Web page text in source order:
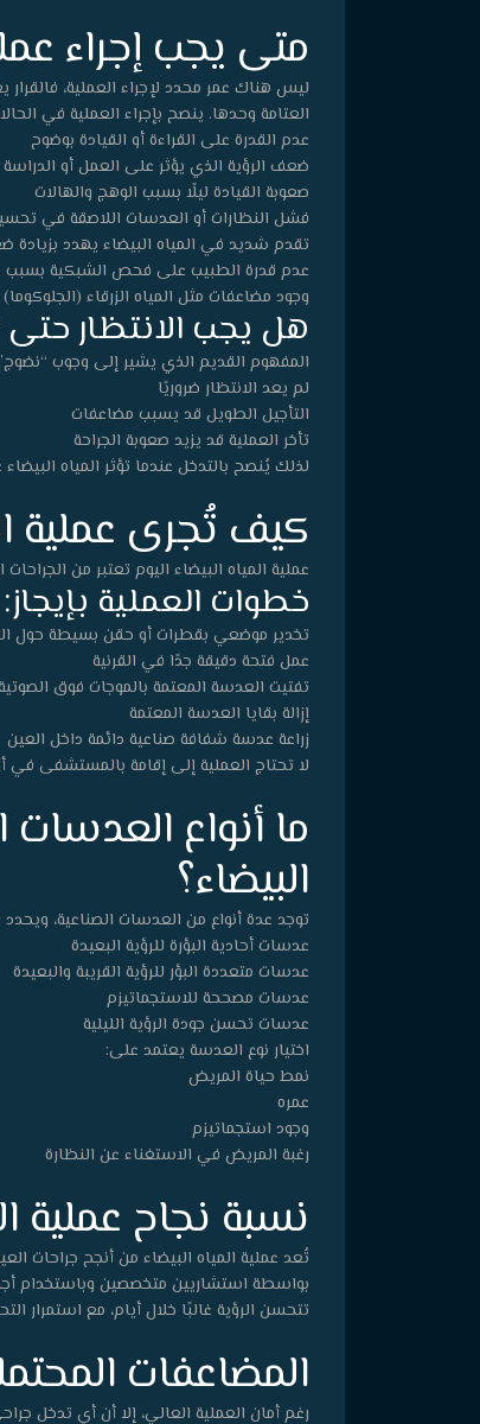
متى يجب إجراء
ليس هناك عمر محدد لإجراء العملية،
العتامة وحدها. ينصح بإجراء العملية في
عدم القدرة على القراءة أو القيادة بوضوح
ضعف الرؤية الذي يؤثر على العمل أو الدراسة
صعوبة القيادة ليلًا بسبب الوهج والهالات
فشل النظارات أو العدسات اللاصقة في
تقدم شديد في المياه البيضاء يهدد
عدم قدرة الطبيب على فحص الشبكية بسبب
وجود مضاعفات مثل المياه الزرقاء (الجلوكوما)
هل يجب الانتظار حتى
المفهوم القديم الذي يشير إلى وجوب “نضوج”
لم يعد الانتظار ضروريًا
التأجيل الطويل قد يسبب مضاعفات
تأخر العملية قد يزيد صعوبة الجراحة
لذلك يُنصح بالتدخل عندما تؤثر المياه
كيف تُجرى عملية
عملية المياه البيضاء اليوم تعتبر من
خطوات العملية بإيجاز:
تخدير موضعي بقطرات أو حقن بسيطة حول
عمل فتحة دقيقة جدًا في القرنية
تفتيت العدسة المعتمة بالموجات فوق الصوتية
إزالة بقايا العدسة المعتمة
زراعة عدسة شفافة صناعية دائمة داخل العين
لا تحتاج العملية إلى إقامة بالمستشفى
ما أنواع العدسات
البيضاء؟
توجد عدة أنواع من العدسات الصناعية،
عدسات أحادية البؤرة للرؤية البعيدة
عدسات متعددة البؤر للرؤية القريبة والبعيدة
عدسات مصححة للاستجماتيزم
عدسات تحسن جودة الرؤية الليلية
اختيار نوع العدسة يعتمد على:
نمط حياة المريض
عمره
وجود استجماتيزم
رغبة المريض في الاستغناء عن النظارة
نسبة نجاح عملية
بواسطة استشاريين متخصصين وباستخدام
تتحسن الرؤية غالبًا خلال أيام، مع استمرار
المضاعفات
رغم أمان العملية العالي، إلا أن أي تدخل